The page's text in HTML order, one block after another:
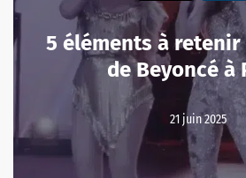
5 éléments à
de Beyoncé à
21 juin 2025